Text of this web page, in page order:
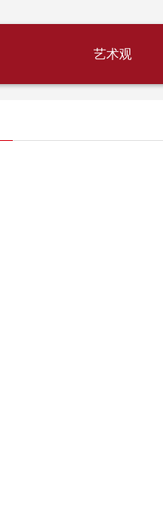
艺术观